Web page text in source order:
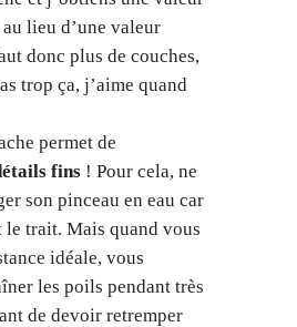
lieu d’une valeur
donc plus de couches,
trop ça, j’aime quand
permet de
fins ! Pour cela, ne
son pinceau en eau car
trait. Mais quand vous
idéale, vous
les poils pendant très
de devoir retremper